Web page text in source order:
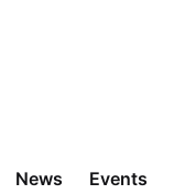
News Events